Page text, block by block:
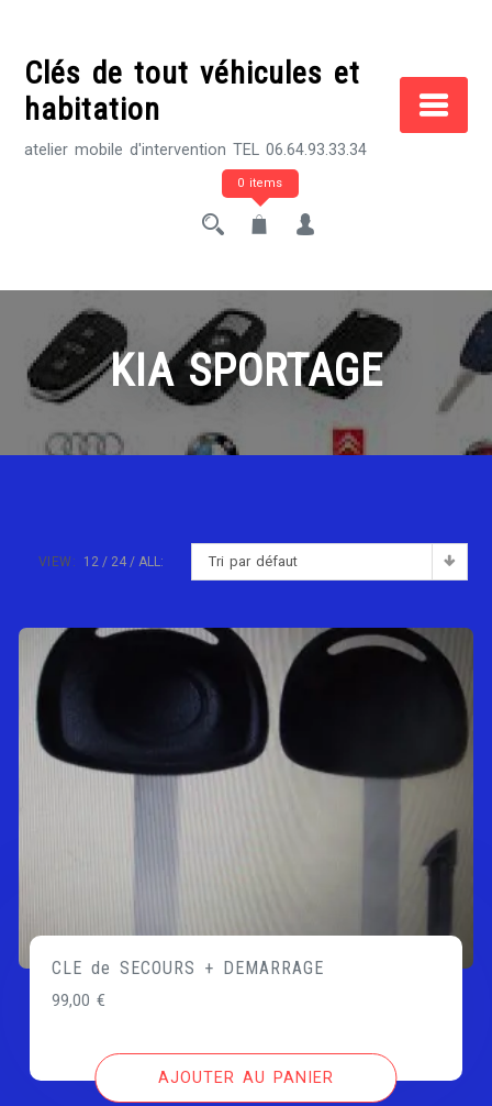
contentClés de tout véhicules et
habitation
atelier mobile d'intervention TEL 06.64.93.33.34
0 items
KIA SPORTAGE
Tri par défaut
VIEW: 12 24 ALL:
CLE de SECOURS + DEMARRAGE
99,00€
AJOUTER AU PANIER